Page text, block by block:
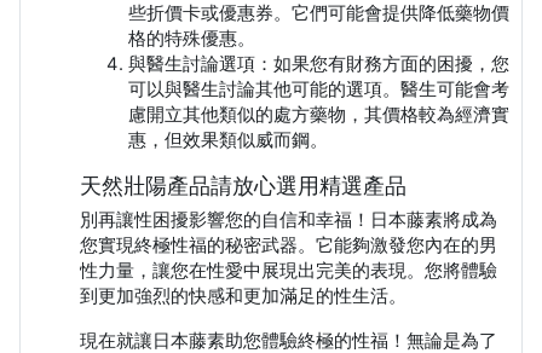
些折價卡或優惠券。它們可能會提供降低藥物價
格的特殊優惠。
與醫生討論選項：如果您有財務方面的困擾，您
可以與醫生討論其他可能的選項。醫生可能會考
慮開立其他類似的處方藥物，其價格較為經濟實
惠，但效果類似威而鋼。
天然壯陽產品請放心選用精選產品
別再讓性困擾影響您的自信和幸福！日本藤素將成為
您實現終極性福的秘密武器。它能夠激發您內在的男
性力量，讓您在性愛中展現出完美的表現。您將體驗
到更加強烈的快感和更加滿足的性生活。
現在就讓日本藤素助您體驗終極的性福！無論是為了